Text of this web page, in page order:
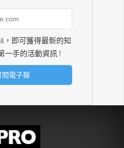
，即可獲得最新的知
一手的活動資訊 !